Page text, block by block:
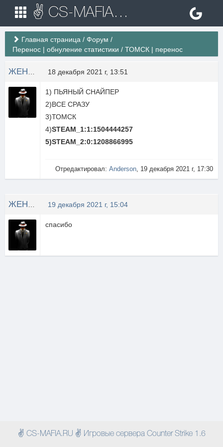
✌ CS-MAFIA.RU ✌ Игровые сервера Counter Strike 1.6
Главная страница / Форум /
Перенос | обнуление статистики / ТОМСК | перенос
18 декабря 2021 г, 13:51
1) ПЬЯНЫЙ СНАЙПЕР
2)ВСЕ СРАЗУ
3)ТОМСК
4)STEAM_1:1:1504444257
5)STEAM_2:0:1208866995
Отредактировал: Anderson, 19 декабря 2021 г, 17:30
19 декабря 2021 г, 15:04
спасибо
✌ CS-MAFIA.RU ✌ Игровые сервера Counter Strike 1.6